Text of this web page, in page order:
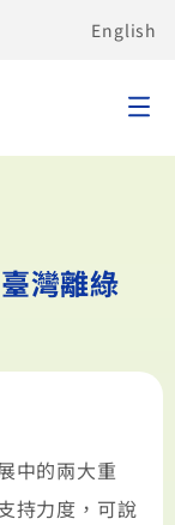
English
灣離綠
中的兩大重
持力度，可說